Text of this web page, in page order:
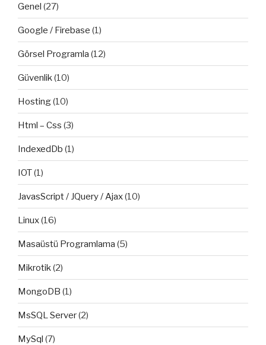
Genel (27)
Google / Firebase (1)
Görsel Programla (12)
Güvenlik(10)
Hosting(10)
Html – Css (3)
IndexedDb (1)
IOT(1)
JavasScript / JQuery / Ajax(10)
Linux(16)
Masaüstü Programlama (5)
Mikrotik(2)
MongoDB (1)
MsSQL Server(2)
MySql (7)